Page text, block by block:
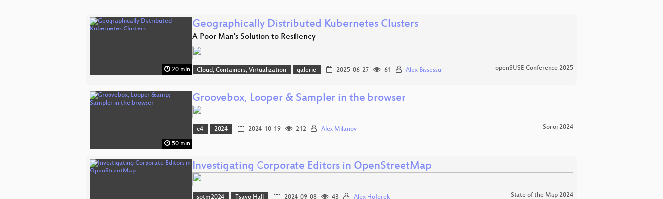
20 min
Geographically Distributed Kubernetes Clusters
A Poor Man's Solution to Resiliency
Cloud, Containers, Virtualization galerie 2025-06-27 61 Alex Bissessur openSUSE Conference 2025
50 min
Groovebox, Looper & Sampler in the browser
c4 2024 2024-10-19 212 Alex Milanov Sonoj 2024
Investigating Corporate Editors in OpenStreetMap
sotm2024 Tsavo Hall 2024-09-08 43 Alex Hoferek State of the Map 2024